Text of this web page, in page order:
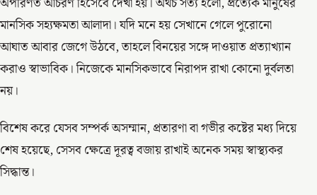
মানসিক সহ্যক্ষমতা আলাদা। যদি মনে হয় সেখানে গেলে পুরোনো
আঘাত আবার জেগে উঠবে, তাহলে বিনয়ের সঙ্গে দাওয়াত প্রত্যাখ্যান
করাও স্বাভাবিক। নিজেকে মানসিকভাবে নিরাপদ রাখা কোনো দুর্বলতা
নয়।
বিশেষ করে যেসব সম্পর্ক অসম্মান, প্রতারণা বা গভীর কষ্টের মধ্য দিয়ে
শেষ হয়েছে, সেসব ক্ষেত্রে দূরত্ব বজায় রাখাই অনেক সময় স্বাস্থ্যকর
সিদ্ধান্ত।